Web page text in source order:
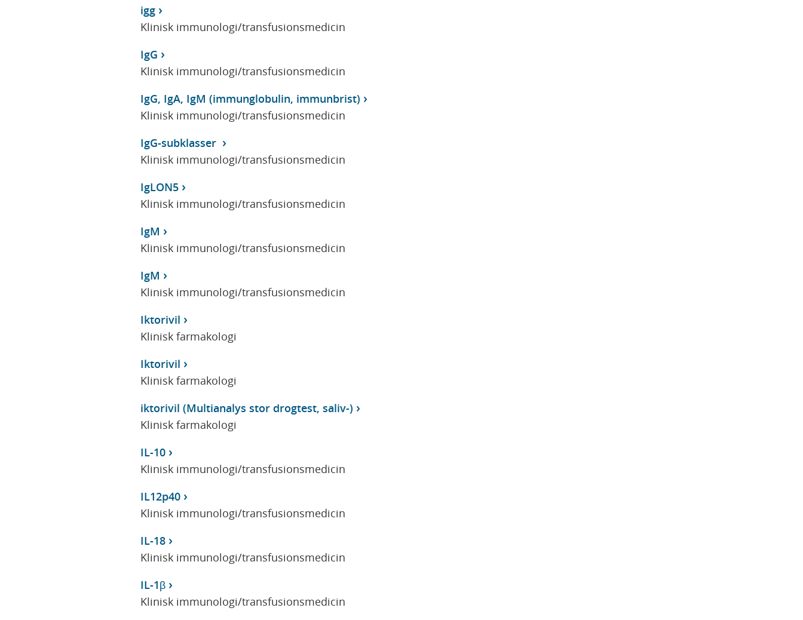
igg
Klinisk immunologi/transfusionsmedicin
IgG
Klinisk immunologi/transfusionsmedicin
IgG, IgA, IgM (immunglobulin, immunbrist)
Klinisk immunologi/transfusionsmedicin
IgG-subklasser
Klinisk immunologi/transfusionsmedicin
IgLON5
Klinisk immunologi/transfusionsmedicin
IgM
Klinisk immunologi/transfusionsmedicin
IgM
Klinisk immunologi/transfusionsmedicin
Iktorivil
Klinisk farmakologi
Iktorivil
Klinisk farmakologi
iktorivil (Multianalys stor drogtest, saliv-)
Klinisk farmakologi
IL-10
Klinisk immunologi/transfusionsmedicin
IL12p40
Klinisk immunologi/transfusionsmedicin
IL-18
Klinisk immunologi/transfusionsmedicin
IL-1β
Klinisk immunologi/transfusionsmedicin